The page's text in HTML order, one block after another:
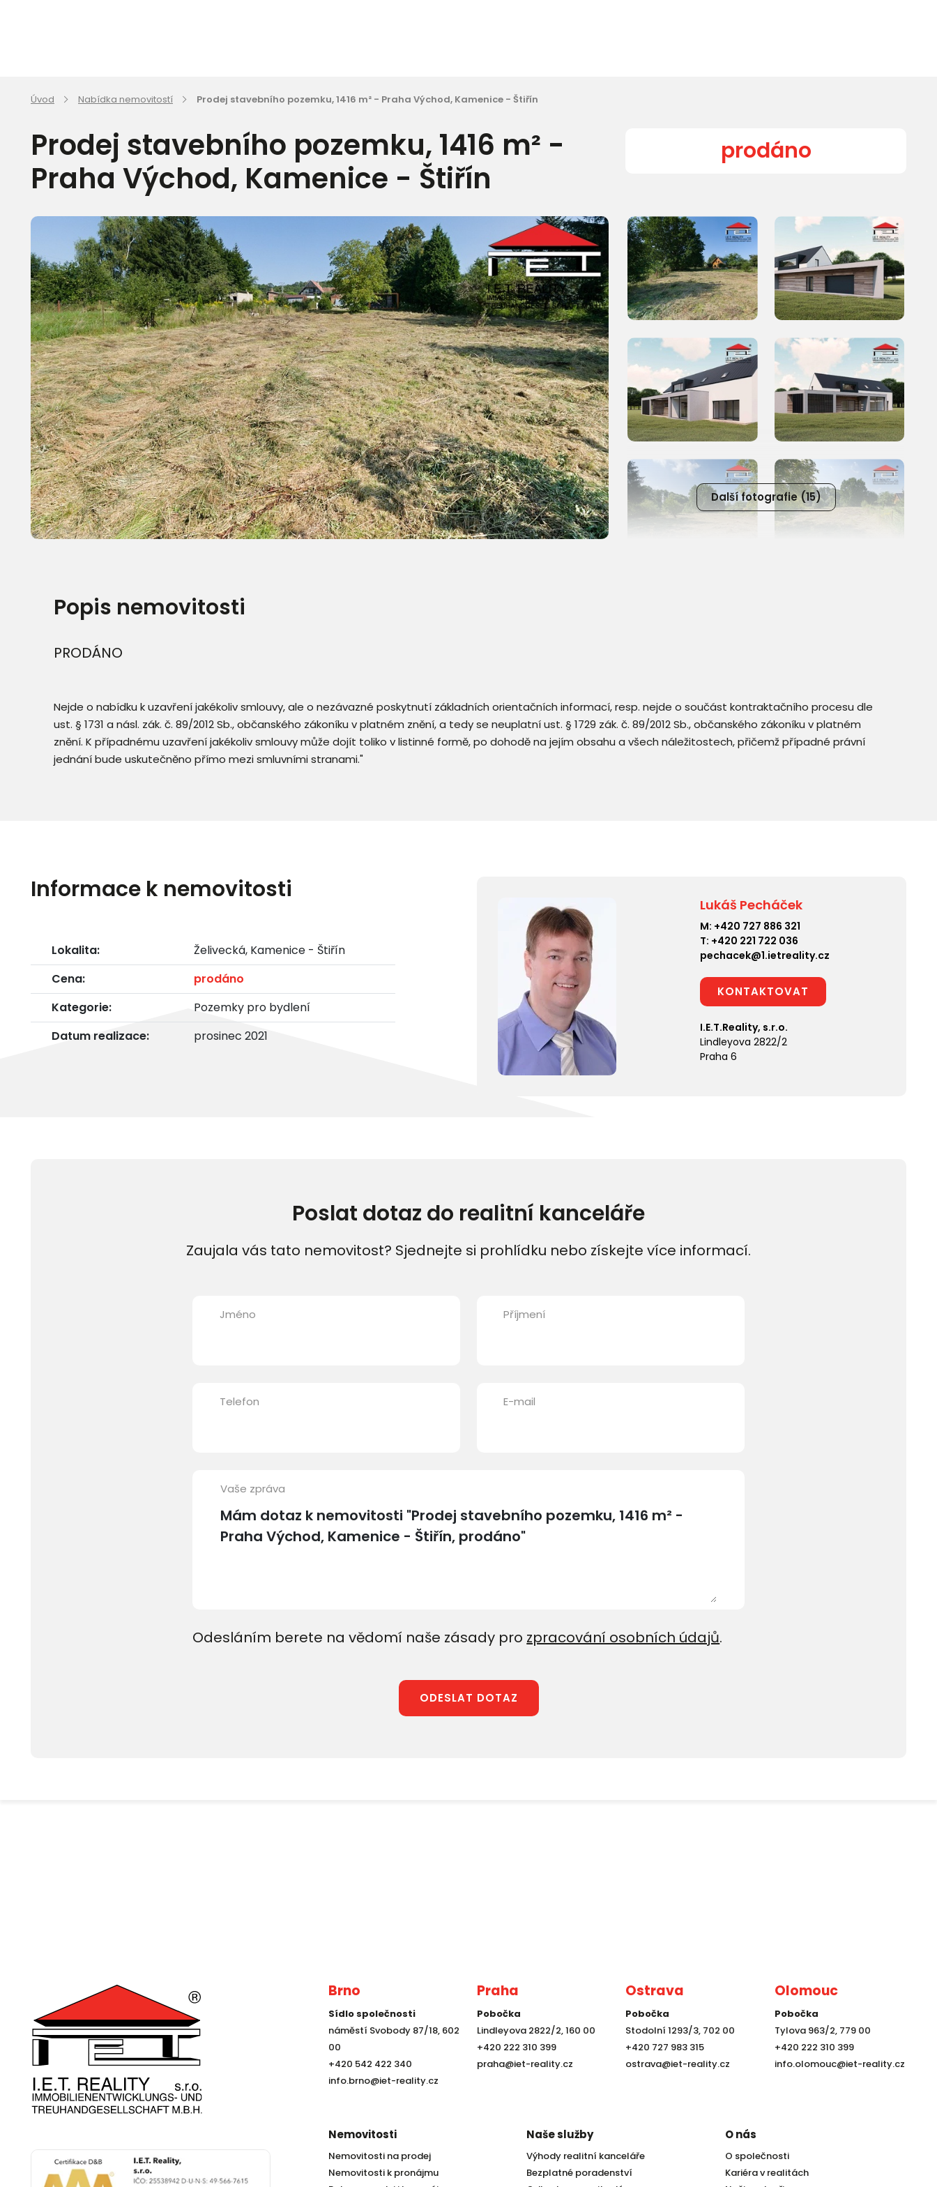
Úvod Nabídka nemovitostí Prodej stavebního pozemku, 1416 m² - Praha Východ, Kamenice - Štiřín
Prodej stavebního pozemku, 1416 m² -
Praha Východ, Kamenice - Štiřín
prodáno
Další fotografie (15)
Popis nemovitosti
PRODÁNO
Nejde o nabídku k uzavření jakékoliv smlouvy, ale o nezávazné poskytnutí základních orientačních informací, resp. nejde o součást kontraktačního procesu dle
ust. § 1731 a násl. zák. č. 89/2012 Sb., občanského zákoníku v platném znění, a tedy se neuplatní ust. § 1729 zák. č. 89/2012 Sb., občanského zákoníku v platném
znění. K případnému uzavření jakékoliv smlouvy může dojít toliko v listinné formě, po dohodě na jejím obsahu a všech náležitostech, přičemž případné právní
jednání bude uskutečněno přímo mezi smluvními stranami."
Informace k nemovitosti
Lokalita:
Želivecká, Kamenice - Štiřín
Cena:
prodáno
Kategorie:
Pozemky pro bydlení
Datum realizace:
prosinec 2021
Lukáš Pecháček
M: +420 727 886 321
T: +420 221 722 036
pechacek@1.ietreality.cz
KONTAKTOVAT
I.E.T.Reality, s.r.o.
Lindleyova 2822/2
Praha 6
Poslat dotaz do realitní kanceláře
Zaujala vás tato nemovitost? Sjednejte si prohlídku nebo získejte více informací.
Jméno Příjmení
Telefon E-mail
Vaše zpráva
Odesláním berete na vědomí naše zásady pro zpracování osobních údajů.
ODESLAT DOTAZ
Brno
Sídlo společnosti
náměstí Svobody 87/18, 602
00
+420 542 422 340
info.brno@iet-reality.cz
Praha
Pobočka
Lindleyova 2822/2, 160 00
+420 222 310 399
praha@iet-reality.cz
Ostrava
Pobočka
Stodolní 1293/3, 702 00
+420 727 983 315
ostrava@iet-reality.cz
Olomouc
Pobočka
Tylova 963/2, 779 00
+420 222 310 399
info.olomouc@iet-reality.cz
Nemovitosti
Nemovitosti na prodej
Nemovitosti k pronájmu
Naše služby
Výhody realitní kanceláře
Bezplatné poradenství
O nás
O společnosti
Kariéra v realitách